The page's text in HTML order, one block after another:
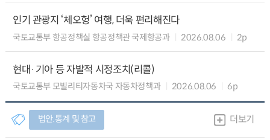
인기 관광지 ‘체오헝’ 여행, 더욱 편리해진다
국토교통부 항공정책실 항공정책관 국제항공과 2026.08.06 2p
현대·기아 등 자발적 시정조치(리콜)
국토교통부 모빌리티자동차국 자동차정책과 2026.08.06 6p
법안.통계 및 참고 더보기